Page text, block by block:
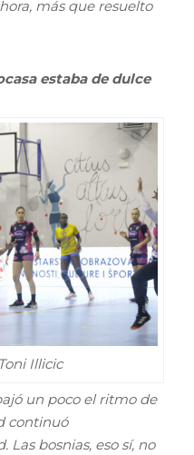
más que resuelto
estaba de dulce
Illicic
un poco el ritmo de
continuó
bosnias, eso sí, no